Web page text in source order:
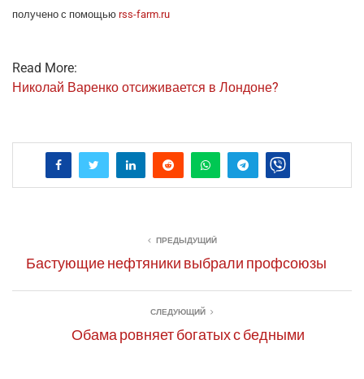
полу­че­но с помо­щью rss-farm.ru
Read More:
Нико­лай Варен­ко отси­жи­ва­ет­ся в Лондоне?
ПРЕДЫДУЩИЙ
Бастующие нефтяники выбрали профсоюзы
СЛЕДУЮЩИЙ
Обама ровняет богатых с бедными